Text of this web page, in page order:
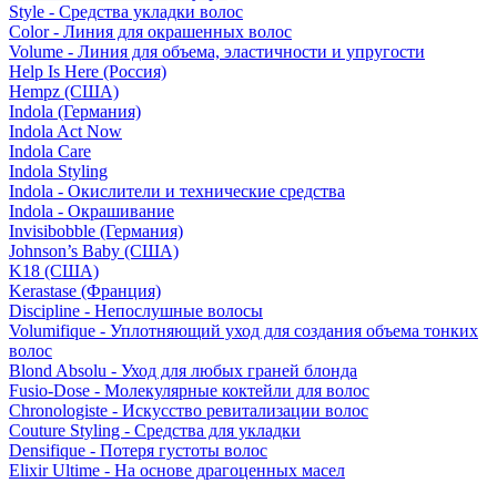
Style - Средства укладки волос
Color - Линия для окрашенных волос
Volume - Линия для объема, эластичности и упругости
Help Is Here (Россия)
Hempz (США)
Indola (Германия)
Indola Act Now
Indola Care
Indola Styling
Indola - Окислители и технические средства
Indola - Окрашивание
Invisibobble (Германия)
Johnson’s Baby (США)
K18 (США)
Kerastase (Франция)
Discipline - Непослушные волосы
Volumifique - Уплотняющий уход для создания объема тонких
волос
Blond Absolu - Уход для любых граней блонда
Fusio-Dose - Молекулярные коктейли для волос
Chronologiste - Искусство ревитализации волос
Couture Styling - Средства для укладки
Densifique - Потеря густоты волос
Elixir Ultime - На основе драгоценных масел